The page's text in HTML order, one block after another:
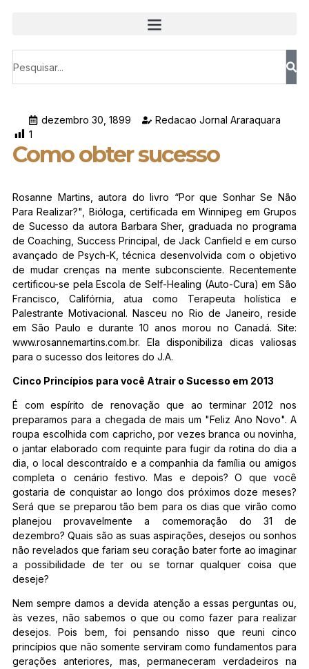
dezembro 30, 1899
Redacao Jornal Araraquara
1
Como obter sucesso
Rosanne Martins, autora do livro “Por que Sonhar Se Não
Para Realizar?", Bióloga, certificada em Winnipeg em Grupos
de Sucesso da autora Barbara Sher, graduada no programa
de Coaching, Success Principal, de Jack Canfield e em curso
avançado de Psych-K, técnica desenvolvida com o objetivo
de mudar crenças na mente subconsciente. Recentemente
certificou-se pela Escola de Self-Healing (Auto-Cura) em São
Francisco, Califórnia, atua como Terapeuta holística e
Palestrante Motivacional. Nasceu no Rio de Janeiro, reside
em São Paulo e durante 10 anos morou no Canadá. Site:
www.rosannemartins.com.br. Ela disponibiliza dicas valiosas
para o sucesso dos leitores do J.A.
Cinco Princípios para você Atrair o Sucesso em 2013
É com espírito de renovação que ao terminar 2012 nos
preparamos para a chegada de mais um "Feliz Ano Novo". A
roupa escolhida com capricho, por vezes branca ou novinha,
o jantar elaborado com requinte para fugir da rotina do dia a
dia, o local descontraído e a companhia da família ou amigos
completa o cenário festivo. Mas e depois? O que você
gostaria de conquistar ao longo dos próximos doze meses?
Será que se preparou tão bem para os dias que virão como
planejou provavelmente a comemoração do 31 de
dezembro? Quais são as suas aspirações, desejos ou sonhos
não revelados que fariam seu coração bater forte ao imaginar
a possibilidade de ter ou se tornar qualquer coisa que
deseje?
Nem sempre damos a devida atenção a essas perguntas ou,
às vezes, não sabemos o que ou como fazer para realizar
desejos. Pois bem, foi pensando nisso que reuni cinco
princípios que não somente serviram como fundamentos para
gerações anteriores, mas, permaneceram verdadeiros na